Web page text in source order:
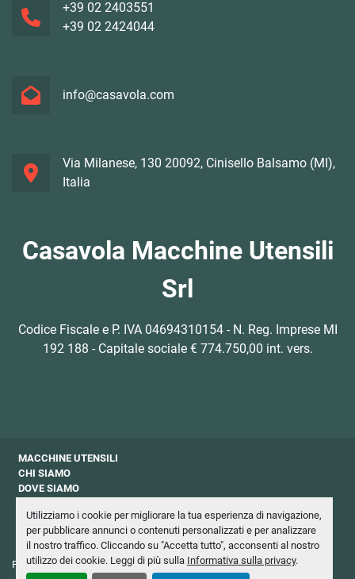
Utilizziamo i cookie per migliorare la tua esperienza di navigazione,
per pubblicare annunci o contenuti personalizzati e per analizzare
il nostro traffico. Cliccando su "Accetta tutto", acconsenti al nostro
utilizzo dei cookie. Leggi di più sulla Informativa sulla privacy.
+39 02 2403551
+39 02 2424044
info@casavola.com
Via Milanese, 130 20092, Cinisello Balsamo (MI),
Italia
Casavola Macchine Utensili
Srl
Codice Fiscale e P. IVA 04694310154 - N. Reg. Imprese MI
192 188 - Capitale sociale € 774.750,00 int. vers.
MACCHINE UTENSILI
CHI SIAMO
DOVE SIAMO
PRIVACY
NEWSLETTER
Personalizza le preferenze sui Cookies